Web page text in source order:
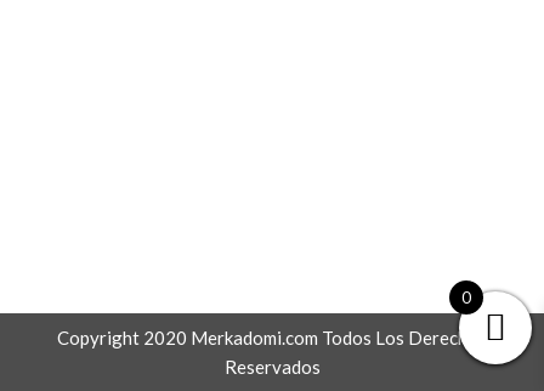
Copyright 2020 Merkadomi.com Todos Los Derechos
Reservados
0